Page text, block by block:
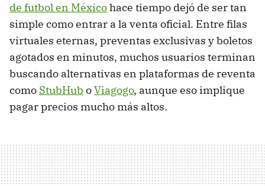
de futbol en Méxicohace tiempo dejó de ser tan
simple como entrar a la venta oficial. Entre filas
virtuales eternas, preventas exclusivas y boletos
agotados en minutos, muchos usuarios terminan
buscando alternativas en plataformas de reventa
como StubHub oViagogo, aunque eso implique
pagar precios mucho más altos.